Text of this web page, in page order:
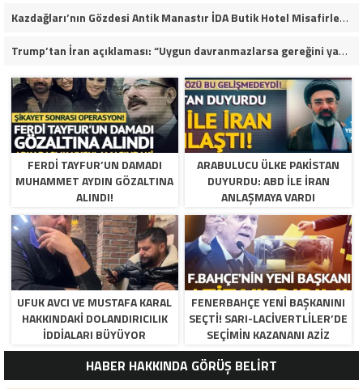
Kazdağları’nın Gözdesi Antik Manastır İDA Butik Hotel Misafirlerinden Tam Not Alıyor
Trump’tan İran açıklaması: “Uygun davranmazlarsa gereğini yaparım”
FERDI TAYFUR’UN DAMADI
MUHAMMET AYDIN GÖZALTINA
ALINDI!
ARABULUCU ÜLKE PAKISTAN
DUYURDU: ABD ILE İRAN
ANLAŞMAYA VARDI
UFUK AVCI VE MUSTAFA KARAL
HAKKINDAKI DOLANDIRICILIK
İDDIALARI BÜYÜYOR
FENERBAHÇE YENI BAŞKANINI
SEÇTI! SARI-LACIVERTLILER’DE
SEÇIMIN KAZANANI AZIZ
YILDIRIM OLDU
HABER HAKKINDA GÖRÜŞ BELİRT